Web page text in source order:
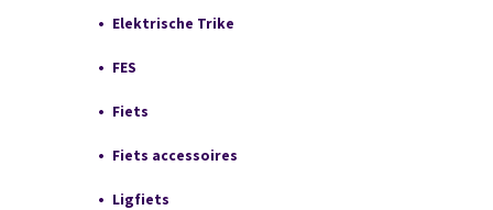
Elektrische Trike
FES
Fiets
Fiets accessoires
Ligfiets